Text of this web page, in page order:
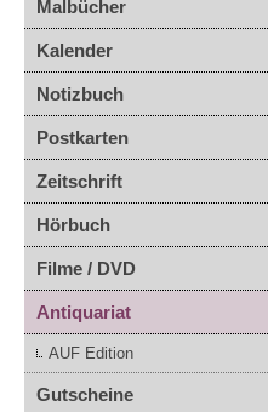
Malbücher
Kalender
Notizbuch
Postkarten
Zeitschrift
Hörbuch
Filme / DVD
Antiquariat
AUF Edition
Gutscheine